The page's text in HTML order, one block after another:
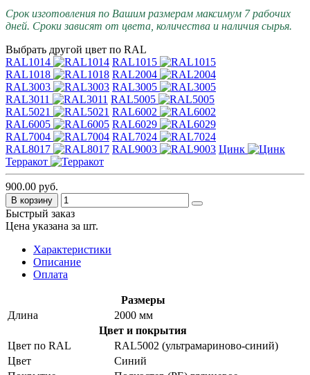
Срок изготовления по Вашим размерам максимум 7 рабочих
дней. Сроки зависят от цвета, количества и наличия сырья.
Выбрать другой цвет по RAL
RAL1014
RAL1015
RAL1018
RAL2004
RAL3003
RAL3005
RAL3011
RAL5005
RAL5021
RAL6002
RAL6005
RAL6029
RAL7004
RAL7024
RAL8017
RAL9003
Цинк
Терракот
900.00 руб.
В корзину
Быстрый заказ
Цена указана за шт.
Характеристики
Описание
Оплата
Размеры
Длина
2000 мм
Цвет и покрытия
Цвет по RAL
RAL5002 (ультрамариново-синий)
Цвет
Синий